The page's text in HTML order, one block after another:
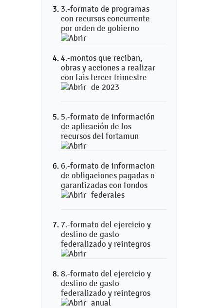
3.-formato de programas
con recursos concurrente
por orden de gobierno
4.-montos que reciban,
obras y acciones a realizar
con fais tercer trimestre
de 2023
5.-formato de información
de aplicación de los
recursos del fortamun
6.-formato de informacion
de obligaciones pagadas o
garantizadas con fondos
federales
7.-formato del ejercicio y
destino de gasto
federalizado y reintegros
8.-formato del ejercicio y
destino de gasto
federalizado y reintegros
anual